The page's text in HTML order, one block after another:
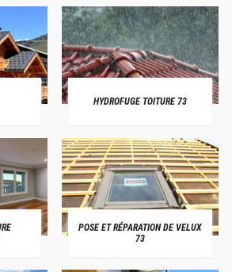
HYDROFUGE TOITURE 73
POSE ET RÉPARATION DE VELUX
73